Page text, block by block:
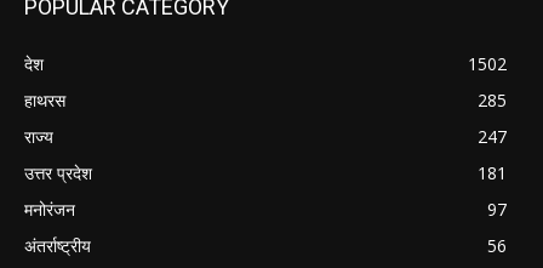
POPULAR CATEGORY
देश
1502
हाथरस
285
राज्य
247
उत्तर प्रदेश
181
मनोरंजन
97
अंतर्राष्ट्रीय
56